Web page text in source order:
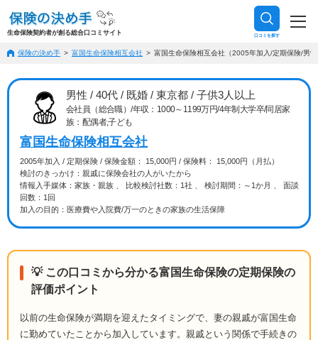
生命保険契約者が創る総合口コミサイト 口コミを探す
保険の決め手 富国生命保険相互会社 富国生命保険相互会社（2005年加入/定期保険/男
男性 / 40代 / 既婚 / 東京都 / 子供3人以上
会社員（総合職）/年収：1000～1199万円/4年制大学卒/同居家
族：配偶者,子ども
富国生命保険相互会社
2005年加入 / 定期保険 / 保険金額： 15,000円 / 保険料： 15,000円（月払）
検討のきっかけ：親戚に保険会社の人がいたから
情報入手媒体：家族・親族 、 比較検討社数：1社 、 検討期間：～1か月 、 面談
回数：1回
加入の目的：医療費や入院費/万一のときの家族の生活保障
💡 この口コミから分かる富国生命保険の定期保険の
評価ポイント
以前の生命保険が満期を迎えたタイミングで、妻の親戚が富国生命
に勤めていたことから加入しています。親戚という関係で手続きの